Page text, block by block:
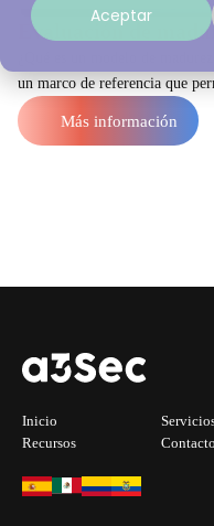
Aceptar
Evaluación de
¿Qué es un modelo de
un marco de referencia que
Más información
Inicio
Recursos
Contacto